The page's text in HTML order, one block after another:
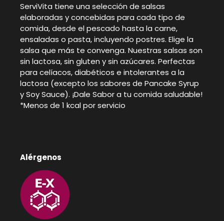
ServiVita tiene una selección de salsas
elaboradas y concebidas para cada tipo de
comida, desde el pescado hasta la carne,
ensaladas o pasta, incluyendo postres. Elige la
salsa que más te convenga. Nuestras salsas son
sin lactosa, sin gluten y sin azúcares. Perfectas
para celíacos, diabéticos e intolerantes a la
lactosa (excepto los sabores de Pancake Syrup
y Soy Sauce). ¡Dale Sabor a tu comida saludable!
*Menos de 1 kcal por servicio
Alérgenos